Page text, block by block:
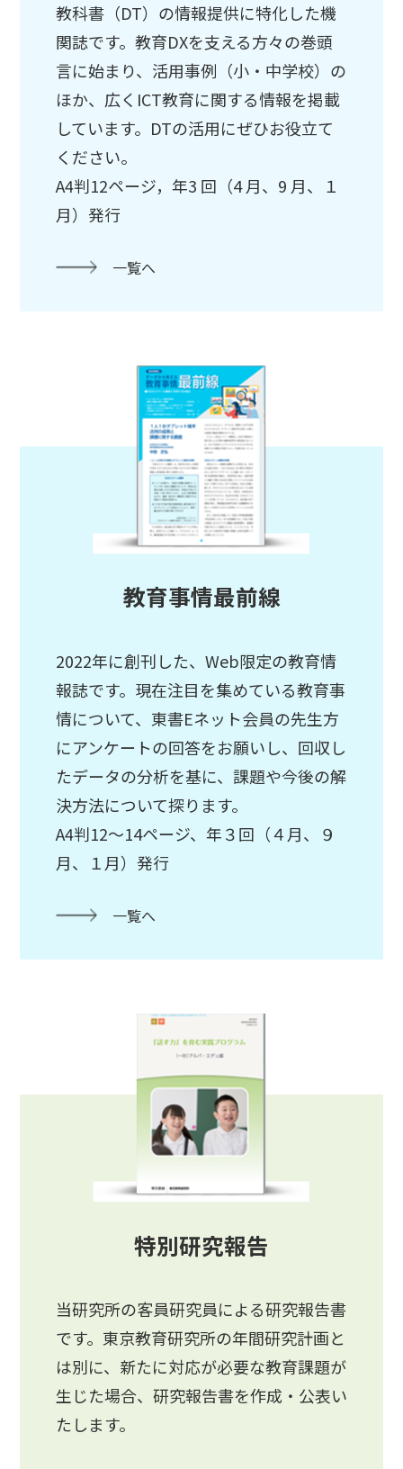
教科書（DT）の情報提供に特化した機
関誌です。教育DXを支える方々の巻頭
言に始まり、活用事例（小・中学校）の
ほか、広くICT教育に関する情報を掲載
しています。DTの活用にぜひお役立て
ください。
A4判12ページ，年3 回（4 月、9 月、１
月）発行
一覧へ
教育事情最前線
2022年に創刊した、Web限定の教育情
報誌です。現在注目を集めている教育事
情について、東書Eネット会員の先生方
にアンケートの回答をお願いし、回収し
たデータの分析を基に、課題や今後の解
決方法について探ります。
A4判12～14ページ、年３回（４月、９
月、１月）発行
一覧へ
特別研究報告
当研究所の客員研究員による研究報告書
です。東京教育研究所の年間研究計画と
は別に、新たに対応が必要な教育課題が
生じた場合、研究報告書を作成・公表い
たします。